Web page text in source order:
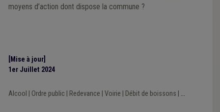
moyens d’action dont dispose la commune ?
[Mise à jour]
1er Juillet 2024
Alcool Ordre public Redevance Voirie Débit de boissons ...